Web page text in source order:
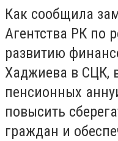
Как сообщила
Агентства РК по
развитию
Хаджиева в СЦК,
пенсионных
повысить
граждан и